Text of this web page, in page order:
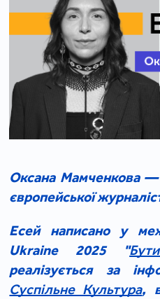
Оксана Мамченкова —
європейської
Есей написано у
Ukraine 2025 "
реалізується за
Суспільне Культура,